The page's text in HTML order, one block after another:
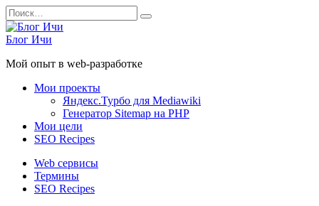
Перейти
к
содержанию
Search
for:
Блог Ичи
Мой опыт в web-разработке
Мои проекты
Яндекс.Турбо для Mediawiki
Генератор Sitemap на PHP
Мои цели
SEO Recipes
Web сервисы
Термины
SEO Recipes